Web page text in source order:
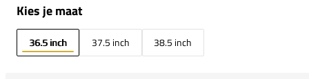
Kies je maat
36.5 inch 37.5 inch 38.5 inch